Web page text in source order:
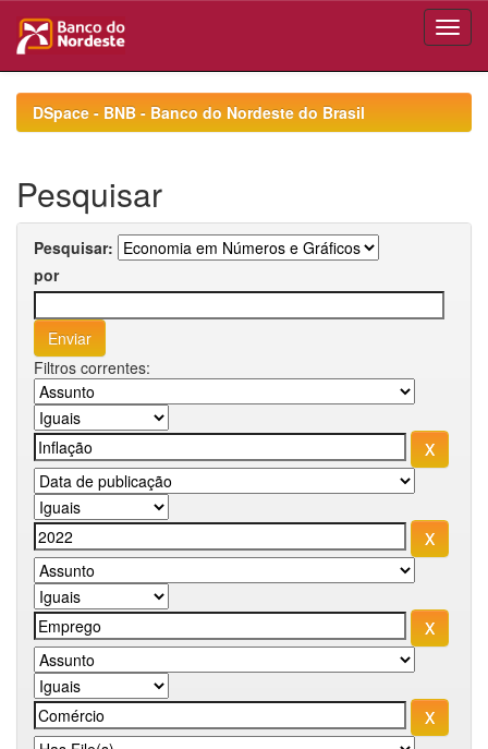
navigationDSpace - BNB - Banco do Nordeste do Brasil
Pesquisar
Pesquisar:
por
Filtros correntes: